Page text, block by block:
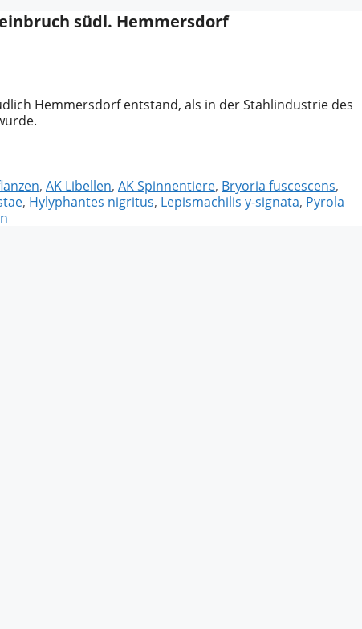
südl. Hemmersdorf
Hemmersdorf entstand, als in der Stahlindustrie des
, AK Libellen, AK Spinnentiere, Bryoria fuscescens,
, Hylyphantes nigritus, Lepismachilis y-signata, Pyrola